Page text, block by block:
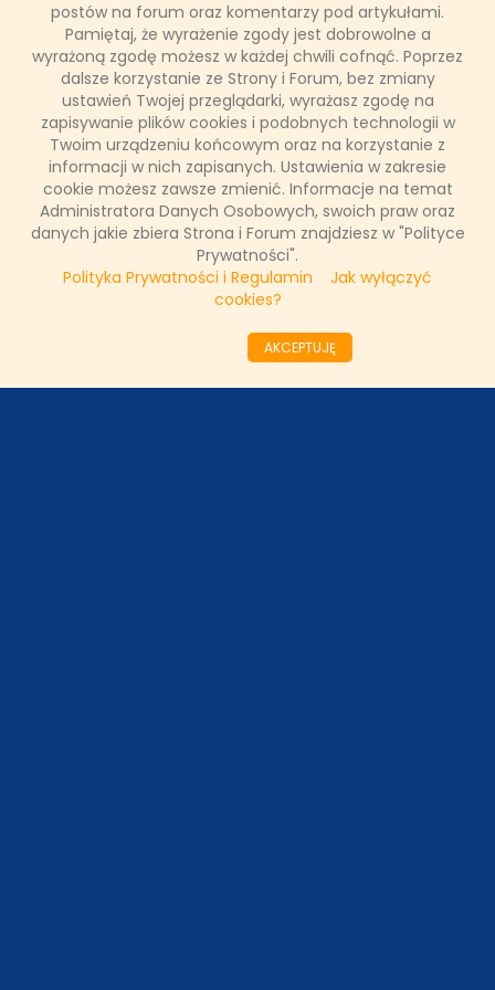
postów na forum oraz komentarzy pod artykułami.
Pamiętaj, że wyrażenie zgody jest dobrowolne a
wyrażoną zgodę możesz w każdej chwili cofnąć. Poprzez
dalsze korzystanie ze Strony i Forum, bez zmiany
ustawień Twojej przeglądarki, wyrażasz zgodę na
zapisywanie plików cookies i podobnych technologii w
Twoim urządzeniu końcowym oraz na korzystanie z
informacji w nich zapisanych. Ustawienia w zakresie
cookie możesz zawsze zmienić. Informacje na temat
Administratora Danych Osobowych, swoich praw oraz
danych jakie zbiera Strona i Forum znajdziesz w "Polityce
Prywatności".
Polityka Prywatności i Regulamin
Jak wyłączyć
cookies?
AKCEPTUJĘ
Serial przedstawia kulisy pracy agencji aktorskiej, której
klientami są największe gwiazdy filmu, teatru i telewizji. W
pierwszym odcinku wystąpi Magdalena Cielecka, w drugim
Danuta Stenka oraz Grażyna Szapołowska.
Łukasz Ropczyński
20 grudnia 2022, 11:51
(0 komentarzy)
CZYTAJ WIĘCEJ